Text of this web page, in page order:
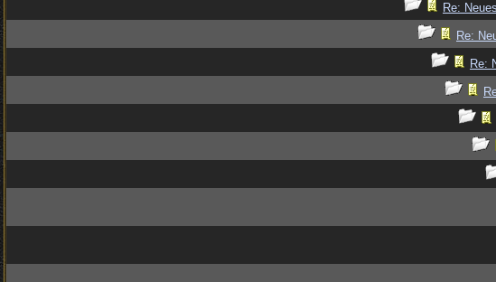
Re:
Re:
Re: